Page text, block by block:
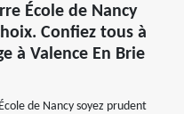
École de Nancy
Confiez tous à
à Valence En Brie
de Nancy soyez prudent